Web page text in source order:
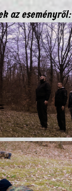
az eseményről: